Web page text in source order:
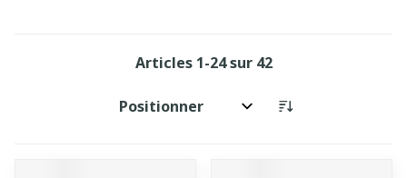
Articles 1-24sur 42
Trier par: